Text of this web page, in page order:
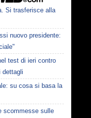
Si trasferisce alla
nuovo presidente:
test di ieri contro
dettagli
su cosa si basa la
scommesse sulle